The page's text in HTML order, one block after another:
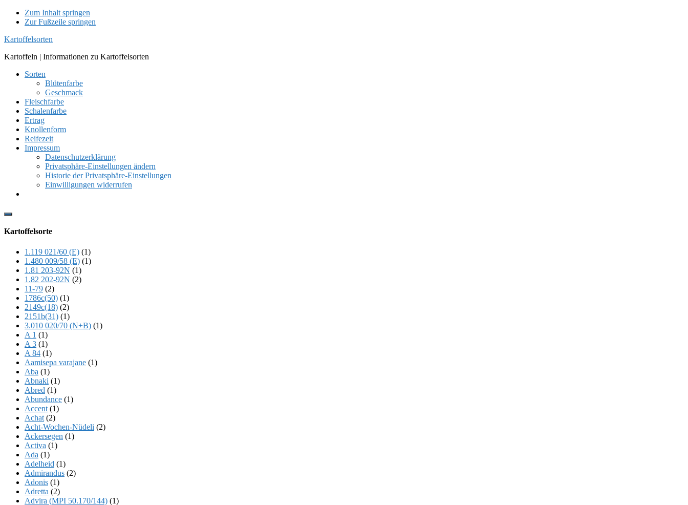
Zum Inhalt springen
Zur Fußzeile springen
Kartoffelsorten
Kartoffeln | Informationen zu Kartoffelsorten
Sorten
Blütenfarbe
Geschmack
Fleischfarbe
Schalenfarbe
Ertrag
Knollenform
Reifezeit
Impressum
Datenschutzerklärung
Privatsphäre-Einstellungen ändern
Historie der Privatsphäre-Einstellungen
Einwilligungen widerrufen
Show
Content
Kartoffelsorte
1.119 021/60 (E) (1)
1.480 009/58 (E) (1)
1.81 203-92N (1)
1.82 202-92N (2)
11-79 (2)
1786c(50) (1)
2149c(18) (2)
2151b(31) (1)
3.010 020/70 (N+B) (1)
A 1 (1)
A 3 (1)
A 84 (1)
Aamisepa varajane (1)
Aba (1)
Abnaki (1)
Abred (1)
Abundance (1)
Accent (1)
Achat (2)
Acht-Wochen-Nüdeli (2)
Ackersegen (1)
Activa (1)
Ada (1)
Adelheid (1)
Admirandus (2)
Adonis (1)
Adretta (2)
Advira (MPI 50.170/144) (1)